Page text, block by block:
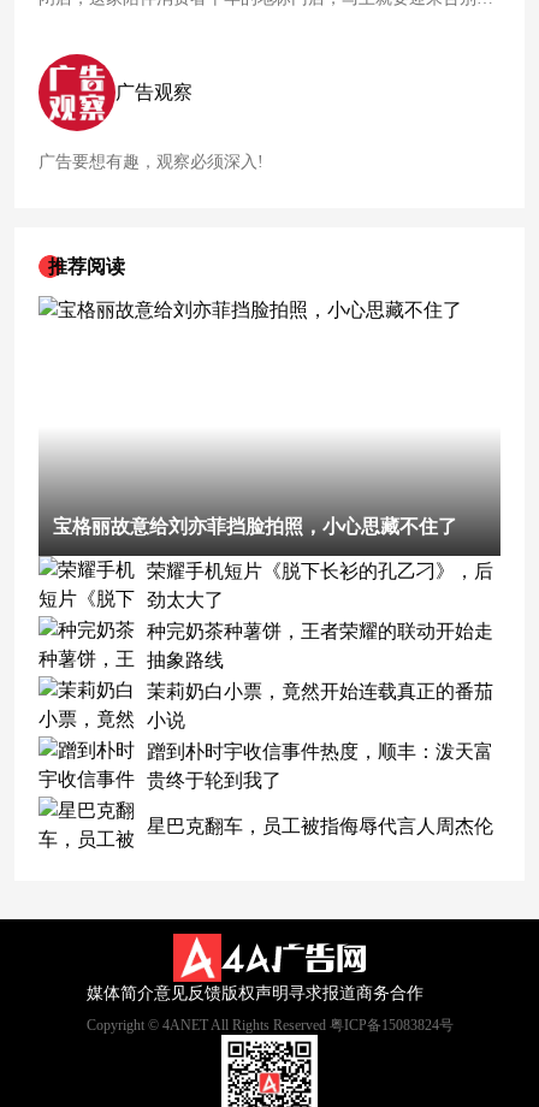
广告观察
广告要想有趣，观察必须深入!
推荐阅读
宝格丽故意给刘亦菲挡脸拍照，小心思藏不住了
荣耀手机短片《脱下长衫的孔乙刁》，后
劲太大了
种完奶茶种薯饼，王者荣耀的联动开始走
抽象路线
茉莉奶白小票，竟然开始连载真正的番茄
小说
蹭到朴时宇收信事件热度，顺丰：泼天富
贵终于轮到我了
星巴克翻车，员工被指侮辱代言人周杰伦
媒体简介意见反馈版权声明寻求报道商务合作
Copyright © 4ANET All Rights Reserved 粤ICP备15083824号